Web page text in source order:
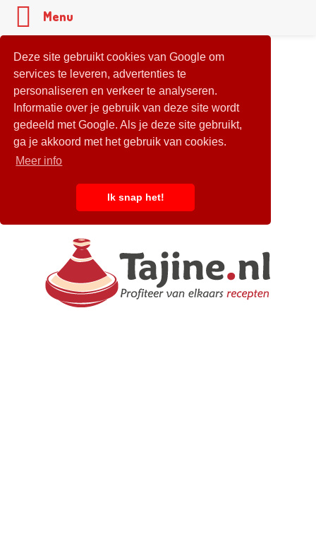
Deze site gebruikt cookies van Google om
services te leveren, advertenties te
personaliseren en verkeer te analyseren.
Informatie over je gebruik van deze site wordt
gedeeld met Google. Als je deze site gebruikt,
ga je akkoord met het gebruik van cookies.
Meer info
Ik snap het!
Menu